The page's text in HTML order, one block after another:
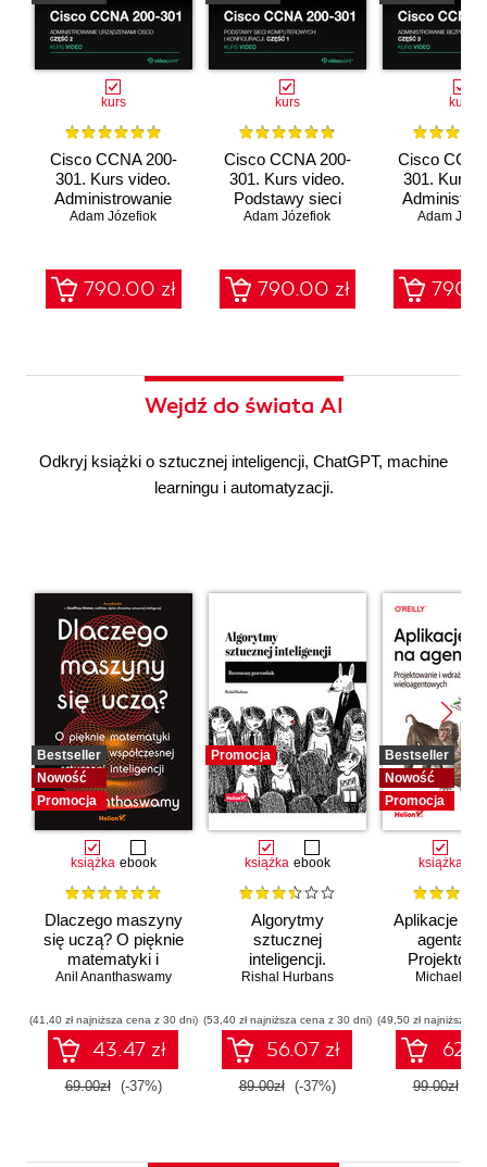
kurs
Cisco CCNA 200-
301. Kurs video.
Administrowanie
urządzeniami Cisco
Adam Józefiok
790.00 zł
kurs
Cisco CCNA 200-
301. Kurs video.
Podstawy sieci
komputerowych i
Adam Józefiok
790.00 zł
kurs
Cisco
301. Kurs
Adam
Wejdź do świata AI
Odkryj książki o sztucznej inteligencji, ChatGPT, machine
learningu i automatyzacji.
Bestseller
Nowość
Promocja
książka ebook
Dlaczego maszyny
się uczą? O pięknie
matematyki i
działaniu
sztucznej
Anil Ananthaswamy
(41,40 zł najniższa cena z 30 dni)
43.47 zł
69.00zł (-37%)
Promocja
książka ebook
Algorytmy
sztucznej
inteligencji.
Ilustrowany
Rishal Hurbans
(53,40 zł najniższa cena z 30 dni)
56.07 zł
89.00zł (-37%)
Bestseller
Nowość
Promocja
książka
Aplikacje
agentach
Michael
(49,50 zł najniższa
99.00zł